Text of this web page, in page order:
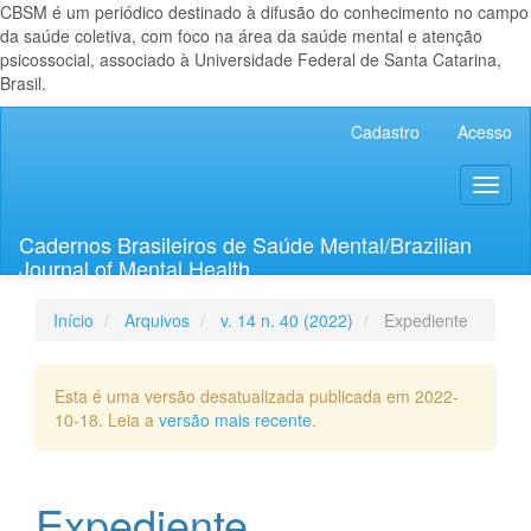
CBSM é um periódico destinado à difusão do conhecimento no campo
da saúde coletiva, com foco na área da saúde mental e atenção
psicossocial, associado à Universidade Federal de Santa Catarina,
Brasil.
Lateral
Cadastro Acesso
Cadernos Brasileiros de Saúde Mental/Brazilian
Journal of Mental Health
Início Arquivos v. 14 n. 40 (2022) Expediente
Esta é uma versão desatualizada publicada em 2022-
10-18. Leia a versão mais recente.